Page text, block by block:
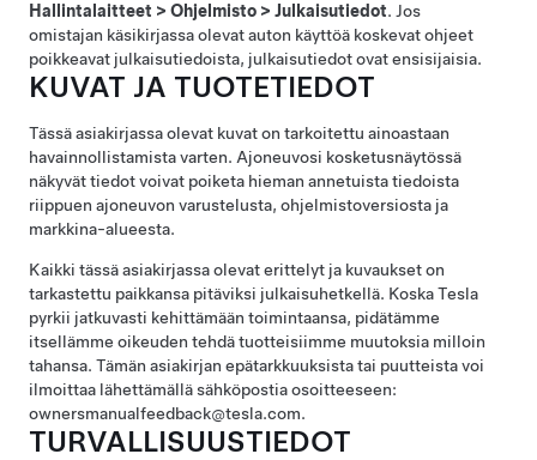
Hallintalaitteet > Ohjelmisto > Julkaisutiedot. Jos
omistajan käsikirjassa olevat auton käyttöä koskevat ohjeet
poikkeavat julkaisutiedoista, julkaisutiedot ovat ensisijaisia.
KUVAT JA TUOTETIEDOT
Tässä asiakirjassa olevat kuvat on tarkoitettu ainoastaan
havainnollistamista varten. Ajoneuvosi kosketusnäytössä
näkyvät tiedot voivat poiketa hieman annetuista tiedoista
riippuen ajoneuvon varustelusta, ohjelmistoversiosta ja
markkina-alueesta.
Kaikki tässä asiakirjassa olevat erittelyt ja kuvaukset on
tarkastettu paikkansa pitäviksi julkaisuhetkellä. Koska Tesla
pyrkii jatkuvasti kehittämään toimintaansa, pidätämme
itsellämme oikeuden tehdä tuotteisiimme muutoksia milloin
tahansa. Tämän asiakirjan epätarkkuuksista tai puutteista voi
ilmoittaa lähettämällä sähköpostia osoitteeseen:
ownersmanualfeedback@tesla.com.
TURVALLISUUSTIEDOT